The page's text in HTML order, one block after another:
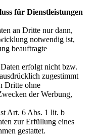
für Dienstleistungen
an Dritte nur dann,
notwendig ist,
beauftragte
erfolgt nicht bzw.
zugestimmt
Dritte ohne
der Werbung,
Art. 6 Abs. 1 lit. b
zur Erfüllung eines
gestattet.